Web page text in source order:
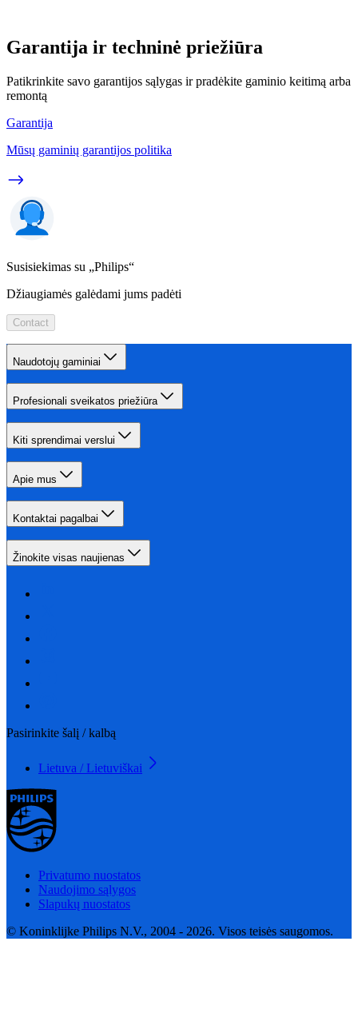
Garantija ir techninė priežiūra
Patikrinkite savo garantijos sąlygas ir pradėkite gaminio keitimą arba
remontą
Garantija
Mūsų gaminių garantijos politika
Susisiekimas su „Philips“
Džiaugiamės galėdami jums padėti
Contact
Naudotojų gaminiai
Profesionali sveikatos priežiūra
Kiti sprendimai verslui
Apie mus
Kontaktai pagalbai
Žinokite visas naujienas
Pasirinkite šalį / kalbą
Lietuva / Lietuviškai
Privatumo nuostatos
Naudojimo sąlygos
Slapukų nuostatos
© Koninklijke Philips N.V., 2004 - 2026. Visos teisės saugomos.